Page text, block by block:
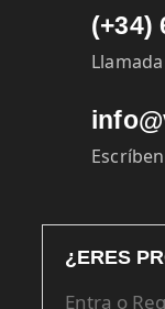
(+34)
¿ERES
Entra o